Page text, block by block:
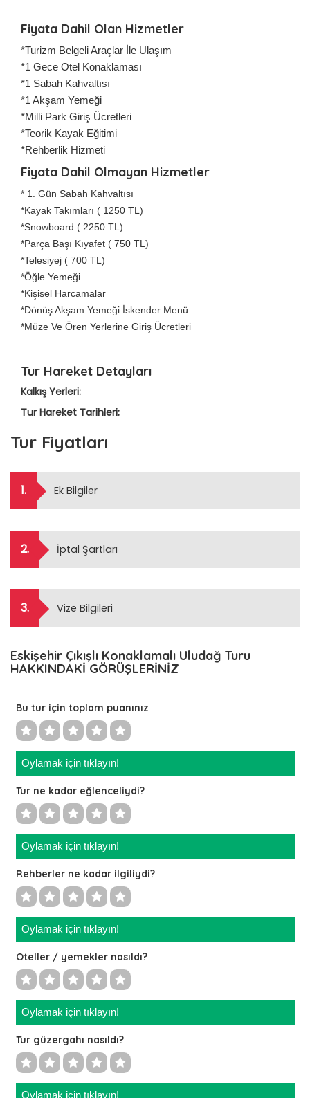
Fiyata Dahil Olan Hizmetler
*Turizm Belgeli Araçlar İle Ulaşım
*1 Gece Otel Konaklaması
*1 Sabah Kahvaltısı
*1 Akşam Yemeği
*Milli Park Giriş Ücretleri
*Teorik Kayak Eğitimi
*Rehberlik Hizmeti
Fiyata Dahil Olmayan Hizmetler
* 1. Gün Sabah Kahvaltısı
*Kayak Takımları ( 1250 TL)
*Snowboard ( 2250 TL)
*Parça Başı Kıyafet ( 750 TL)
*Telesiyej ( 700 TL)
*Öğle Yemeği
*Kişisel Harcamalar
*Dönüş Akşam Yemeği İskender Menü
*Müze Ve Ören Yerlerine Giriş Ücretleri
Tur Hareket Detayları
Kalkış Yerleri:
Tur Hareket Tarihleri:
Tur Fiyatları
1. Ek Bilgiler
2. İptal Şartları
3. Vize Bilgileri
Eskişehir Çıkışlı Konaklamalı Uludağ Turu
HAKKINDAKİ GÖRÜŞLERİNİZ
Bu tur için toplam puanınız
Oylamak için tıklayın!
Tur ne kadar eğlenceliydi?
Oylamak için tıklayın!
Rehberler ne kadar ilgiliydi?
Oylamak için tıklayın!
Oteller / yemekler nasıldı?
Oylamak için tıklayın!
Tur güzergahı nasıldı?
Oylamak için tıklayın!